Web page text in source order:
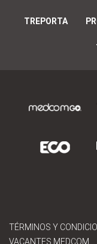
TREPORTA
TÉRMINOS Y
VACANTES MEDCOM